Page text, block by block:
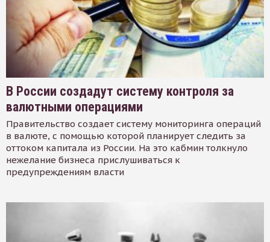
В России создадут систему контроля за
валютными операциями
Правительство создает систему мониторинга операций
в валюте, с помощью которой планирует следить за
оттоком капитала из России. На это кабмин толкнуло
нежелание бизнеса прислушиваться к
предупреждениям власти